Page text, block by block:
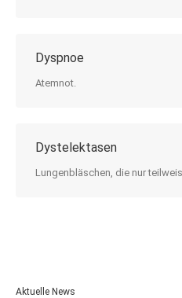
Dyspnoe
Atemnot.
Dystelektasen
Lungenbläschen, die nur
Aktuelle News